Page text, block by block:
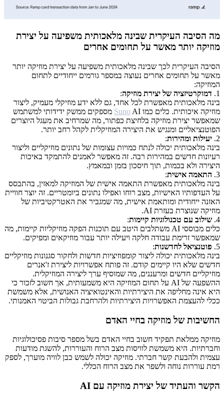
מה הסיבה העיקרית שבינה מלאכותית משפיעה על יצירת
מוזיקה יותר מאשר על תחומים אחרים
הסיבה העיקרית לכך שבינה מלאכותית משפיעה על יצירת מוזיקה יותר
מאשר על תחומים אחרים נעוצה במספר גורמים ייחודיים לתחום
המוזיקה:
1. דמוקרטיזציה של יצירת מוזיקה:
בינה מלאכותית מאפשרת לכל אחד, גם ללא ידע מוזיקלי מעמיק, ליצור
מוזיקה איכותית. כלים כמו
Suno AI מספקים ממשק ידידותי למשתמש
שמאפשר יצירת מוזיקה בלחיצת כפתור, מה שמרחיב את מעגל היוצרים
הפוטנציאליים ומנגיש את היצירה המוזיקלית לקהל רחב יותר.
2. יעילות ומהירות:
בינה מלאכותית יכולה לנתח כמויות עצומות של נתונים מוזיקליים וליצור
רעיונות חדשים במהירות רבה. זה מאפשר לאמנים להתמקד באיכות
היצירה ולא בכמות, תוך חיסכון בזמן ובמאמץ.
3. התאמה אישית:
בינה מלאכותית מאפשרת התאמה אישית של המוזיקה למאזין, בהתבסס
על העדפותיו האישיות, מצב רוחו ואפילו נתונים ביומטריים. זה יוצר חוויית
האזנה ייחודית ומותאמת אישית, מה שמגביר את האטרקטיביות של
מוזיקה שנוצרת בעזרת AI.
4. שילוב עם טכנולוגיות קיימות:
כלים מבוססי AI משתלבים היטב עם תוכנות הפקה מוזיקליות קיימות, מה
שמאפשר זרימת עבודה חלקה ויעילה יותר עבור מוזיקאים ומפיקים.
5. פוטנציאל לחדשנות:
בינה מלאכותית יכולה ליצור קומפוזיציות חדשות ולחקור סגנונות מוזיקליים
חדשים שלא היו קיימים קודם. זה פותח אפשרויות ליצירת ז'אנרים
מוזיקליים חדשים ומרעננים, מה שמוסיף ערך ליצירה המוזיקלית.
ההשפעה של AI על תחום המוזיקה היא משמעותית, אך חשוב לזכור כי
היא אינה מחליפה את היצירתיות והאינטואיציה האנושית, אלא משמשת
ככלי להעצמת האפשרויות היצירתיות ולהרחבת גבולות הביטוי האמנותי.
החשיבות של מוזיקה בחיי האדם
מוזיקה ממלאת תפקיד חשוב בחיי האדם בשל מספר סיבות פסיכולוגיות
וחברתיות. היא משמשת לוויסות מצב הרוח והעוררות, להשגת מודעות
עצמית ולהבעת קשר חברתי. מוזיקה יכולה לשמש כבן לוויה מוערך, לספק
רמת עוררות נוחה ולשפר את מצב הרוח הכללי.
הקשר והעתיד של יצירת מוזיקה עם AI